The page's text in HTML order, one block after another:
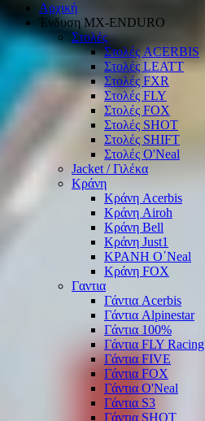
Αρχική
Ένδυση ΜΧ-ΕΝDURO
Στολές
Στολές ACERBIS
Στολές LEATT
Στολές FXR
Στολές FLY
Στολές FOX
Στολές SHOT
Στολές SHIFT
Στολές O'Neal
Jacket / Γιλέκα
Κράνη
Κράνη Acerbis
Κράνη Airoh
Κράνη Bell
Κράνη Just1
ΚΡΑΝΗ O΄Νeal
Κράνη FOX
Γαντια
Γάντια Acerbis
Γάντια Alpinestar
Γάντια 100%
Γάντια FLY Racing
Γάντια FIVE
Γάντια FOX
Γάντια O'Νeal
Γάντια S3
Γάντια SHOT